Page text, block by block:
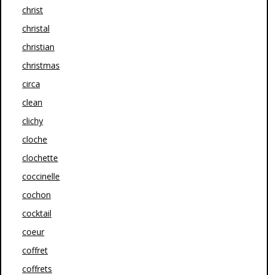
christ
christal
christian
christmas
circa
clean
clichy
cloche
clochette
coccinelle
cochon
cocktail
coeur
coffret
coffrets